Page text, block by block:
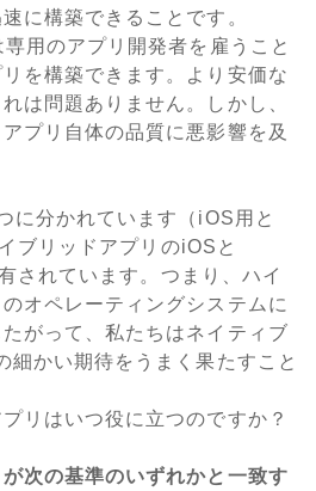
に構築できることです。
用のアプリ開発者を雇うこと
を構築できます。より安価な
は問題ありません。しかし、
プリ自体の品質に悪影響を及
に分かれています（iOS用と
ブリッドアプリのiOSと
されています。つまり、ハイ
オペレーティングシステムに
がって、私たちはネイティブ
細かい期待をうまく果たすこと
リはいつ役に立つのですか？
次の基準のいずれかと一致す